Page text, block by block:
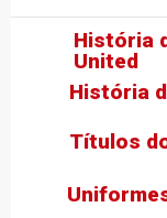
História
Títulos
História
United